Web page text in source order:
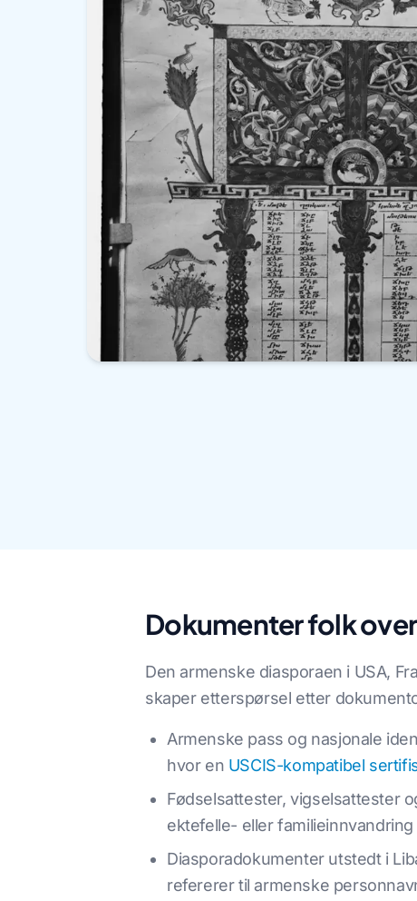
Dokumenter folk
Den armenske diasporaen i USA,
skaper etterspørsel etter
Armenske pass og nasjonale
hvor en USCIS-kompatibel
Fødselsattester, vigselsattester
ektefelle- eller familieinnvandring
Diasporadokumenter utstedt i
refererer til armenske